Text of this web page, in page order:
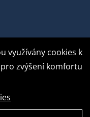
využívány cookies k
zvýšení komfortu